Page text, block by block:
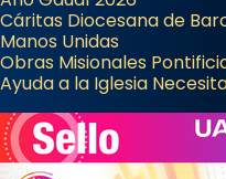
Cáritas Diocesana de
Manos Unidas
Obras Misionales
Ayuda a la Iglesia